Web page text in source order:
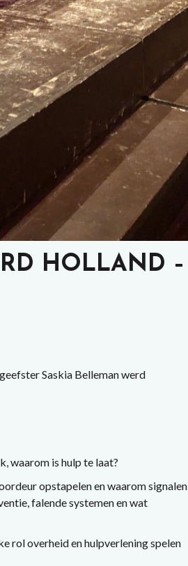
HOLLAND –
Saskia Belleman werd
waarom is hulp te laat?
opstapelen en waarom signalen
falende systemen en wat
rol overheid en hulpverlening spelen